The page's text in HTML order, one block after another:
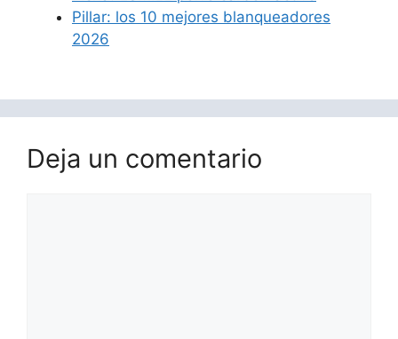
Pillar: los 10 mejores blanqueadores
2026
Deja un comentario